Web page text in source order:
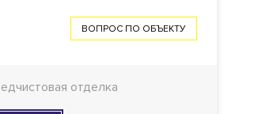
ВОПРОС ПО ОБЪЕКТУ
отделка